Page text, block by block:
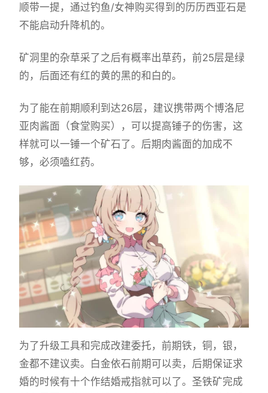
顺带一提，通过钓鱼/女神购买得到的历历西亚石是
不能启动升降机的。
矿洞里的杂草采了之后有概率出草药，前25层是绿
的，后面还有红的黄的黑的和白的。
为了能在前期顺利到达26层，建议携带两个博洛尼
亚肉酱面（食堂购买），可以提高锤子的伤害，这
样就可以一锤一个矿石了。后期肉酱面的加成不
够，必须嗑红药。
为了升级工具和完成改建委托，前期铁，铜，银，
金都不建议卖。白金依石前期可以卖，后期保证求
婚的时候有十个作结婚戒指就可以了。圣铁矿完成